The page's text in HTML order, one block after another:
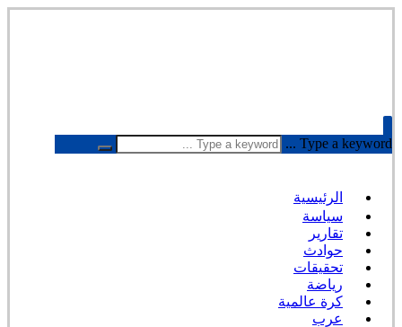
Type a keyword ...
الرئيسية
سياسة
تقارير
حوادث
تحقيقات
رياضة
كرة عالمية
عرب